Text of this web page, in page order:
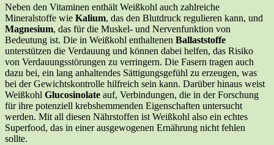
Neben den Vitaminen enthält Weißkohl auch zahlreiche
Mineralstoffe wie Kalium, das den Blutdruck regulieren kann, und
Magnesium, das für die Muskel- und Nervenfunktion von
Bedeutung ist. Die in Weißkohl enthaltenen Ballaststoffe
unterstützen die Verdauung und können dabei helfen, das Risiko
von Verdauungsstörungen zu verringern. Die Fasern tragen auch
dazu bei, ein lang anhaltendes Sättigungsgefühl zu erzeugen, was
bei der Gewichtskontrolle hilfreich sein kann. Darüber hinaus weist
Weißkohl Glucosinolate auf, Verbindungen, die in der Forschung
für ihre potenziell krebshemmenden Eigenschaften untersucht
werden. Mit all diesen Nährstoffen ist Weißkohl also ein echtes
Superfood, das in einer ausgewogenen Ernährung nicht fehlen
sollte.